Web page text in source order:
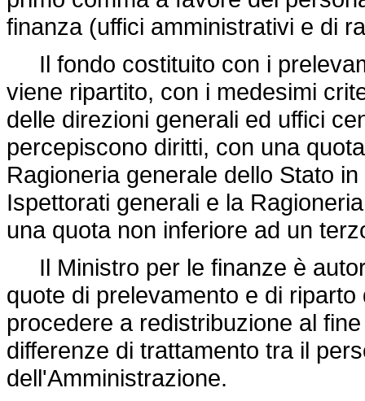
finanza (uffici amministrativi e di
Il fondo costituito con i
viene ripartito, con i medesimi
delle direzioni generali ed uffici
percepiscono diritti, con una
Ragioneria generale dello Stato
Ispettorati generali e la
una quota non inferiore ad un
Il Ministro per le finanze è
quote di prelevamento e di
procedere a redistribuzione al
differenze di trattamento tra il
dell'Amministrazione.